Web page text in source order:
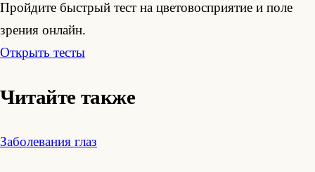
Пройдите быстрый тест на цветовосприятие и поле
зрения онлайн.
Открыть тесты
Читайте также
Заболевания глаз